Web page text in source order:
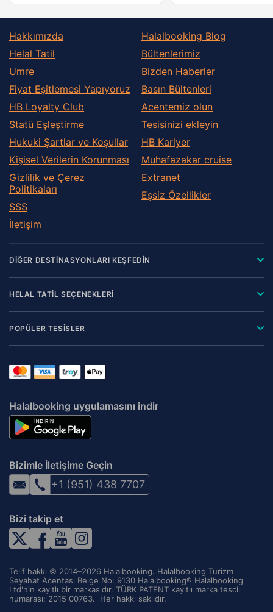
Hakkımızda
Helal Tatil
Umre
Fiyat Eşitlemesi Yapıyoruz
HB Loyalty Club
Statü Eşleştirme
Hukuki Şartlar ve Koşullar
Kişisel Verilerin Korunması
Gizlilik ve Çerez
Politikaları
SSS
İletişim
Halalbooking Blog
Bültenlerimiz
Bizden Haberler
Basın Bültenleri
Acentemiz olun
Tesisinizi ekleyin
HB Kariyer
Muhafazakar сruise
Extranet
Eşsiz Özellikler
DİĞER DESTİNASYONLARI KEŞFEDİN
HELAL TATİL SEÇENEKLERİ
POPÜLER TESİSLER
Halalbooking uygulamasını indir
Bizimle İletişime Geçin
+1 (951) 438 7707
Bizi takip et
Telif hakkı © 2014–2026 Halalbooking. Halalbooking Turizm
Seyahat Acentası Belge No: 9130 Halalbooking® Halalbooking
Ltd'nin kayıtlı bir markasıdır. TÜRK PATENT kayıtlı marka tescil
numarası: 2015 00763. ‌ Her hakkı saklıdır.